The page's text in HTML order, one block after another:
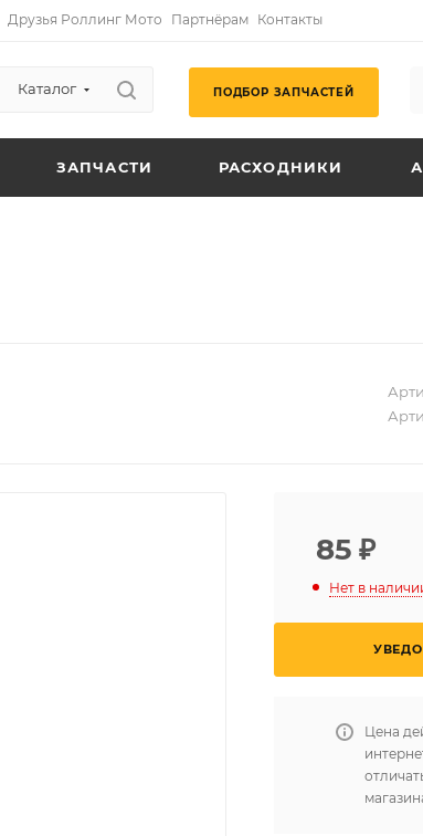
Друзья Роллинг Мото Партнёрам Контакты
Каталог ПОДБОР ЗАПЧАСТЕЙ
ЗАПЧАСТИ РАСХОДНИКИ
85 ₽
Нет в
Цена